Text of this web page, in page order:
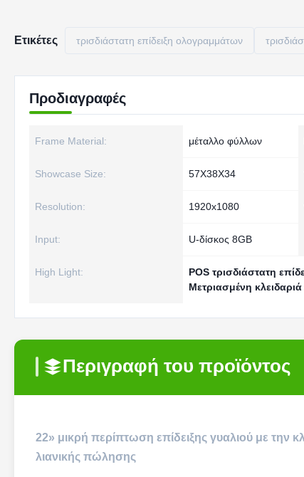
Ετικέτες τρισδιάστατη επίδειξη ολογραμμάτων
Προδιαγραφές
Frame Material: μέταλλο φύλλων
Showcase Size: 57X38X34
Resolution: 1920x1080
Input: U-δίσκος 8GB
High Light: POS τρισδιάστατη
Μετριασμένη
Περιγραφή του προϊόντος
22» μικρή περίπτωση επίδειξης γυαλιού με την
λιανικής πώλησης